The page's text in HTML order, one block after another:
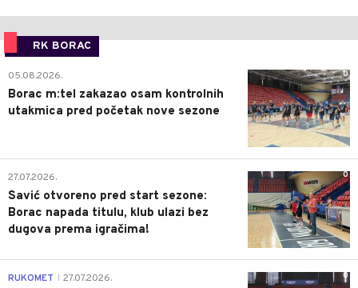
RK BORAC
0
05.08.2026.
Borac m:tel zakazao osam kontrolnih
utakmica pred početak nove sezone
0
27.07.2026.
Savić otvoreno pred start sezone:
Borac napada titulu, klub ulazi bez
dugova prema igračima!
0
RUKOMET 27.07.2026.